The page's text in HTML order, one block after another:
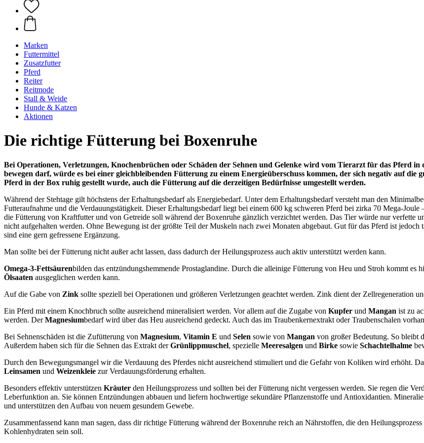
Marken
Futtermittel
Zusatzfutter
Pferd
Reiter
Reitmode
Stall & Weide
Hunde & Katzen
Aktionen
Die richtige Fütterung bei Boxenruhe
Bei Operationen, Verletzungen, Knochenbrüchen oder Schäden der Sehnen und Gelenke wird vom Tierarzt für das Pferd
bewegen darf, würde es bei einer gleichbleibenden Fütterung zu einem Energieüberschuss kommen, der sich negativ auf
Pferd in der Box ruhig gestellt wurde, auch die Fütterung auf die derzeitigen Bedürfnisse umgestellt werden.
Während der Stehtage gilt höchstens der Erhaltungsbedarf als Energiebedarf. Unter dem Erhaltungsbedarf versteht man den
Futteraufnahme und die Verdauungstätigkeit. Dieser Erhaltungsbedarf liegt bei einem 600 kg schweren Pferd bei zirka 70 Mega-
die Fütterung von Kraftfutter und von Getreide soll während der Boxenruhe gänzlich verzichtet werden. Das Tier würde nur verfette
nicht aufgehalten werden. Ohne Bewegung ist der größte Teil der Muskeln nach zwei Monaten abgebaut. Gut für das Pferd ist
sind eine gern gefressene Ergänzung.
Man sollte bei der Fütterung nicht außer acht lassen, dass dadurch der Heilungsprozess auch aktiv unterstützt werden kann.
Omega-3-Fettsäurenbilden das entzündungshemmende Prostaglandine. Durch die alleinige Fütterung von Heu und Stroh kommt es
Ölsaaten ausgeglichen werden kann.
Auf die Gabe von Zink sollte speziell bei Operationen und größeren Verletzungen geachtet werden. Zink dient der Zellregeneration
Ein Pferd mit einem Knochbruch sollte ausreichend mineralisiert werden. Vor allem auf die Zugabe von Kupfer und Mangan ist zu
werden. DerMagnesiumbedarf wird über das Heu ausreichend gedeckt. Auch das im Traubenkernextrakt oder Traubenschalen
Bei Sehnenschäden ist die Zufütterung von Magnesium, Vitamin E und Selen sowie von Mangan von großer Bedeutung. So bleibt
Außerdem haben sich für die Sehnen das Extrakt derGrünlippmuschel, spezielle Meeresalgen und Birke sowie Schachtelhalme
Durch den Bewegungsmangel wir die Verdauung des Pferdes nicht ausreichend stimuliert und die Gefahr von Koliken wird erhöht.
Leinsamen und Weizenkleie zur Verdauungsförderung erhalten.
Besonders effektiv unterstützen Kräuter den Heilungsprozess und sollten bei der Fütterung nicht vergessen werden. Sie regen die
Leberfunktion an. Sie können Entzündungen abbauen und liefern hochwertige sekundäre Pflanzenstoffe und Antioxidantien.
und unterstützen den Aufbau von neuem gesundem Gewebe.
Zusammenfassend kann man sagen, dass dir richtige Fütterung während der Boxenruhe reich an Nährstoffen, die den
Kohlenhydraten sein soll.